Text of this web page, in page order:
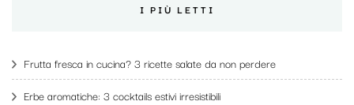
I PIÙ LETTI
Frutta fresca in cucina? 3 ricette salate da non perdere
Erbe aromatiche: 3 cocktails estivi irresistibili